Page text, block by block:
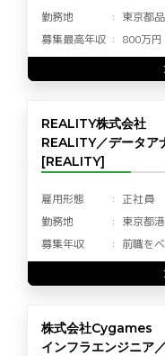
勤務地
東京都
募集最高年収
800万円
REALITY株式会社
REALITY／データア
[REALITY]
雇用形態
正社員
勤務地
東京都
募集年収
前職を
株式会社Cygames
インフラエンジニア